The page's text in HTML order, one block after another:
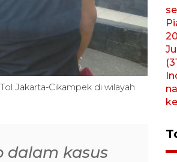
Jakarta-Cikampek di wilayah
dalam kasus